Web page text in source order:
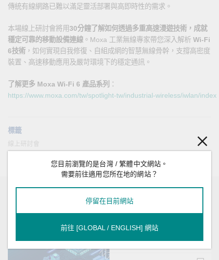
傳統有線網路已難以滿足靈活部署與高即時性的需求。
本場線上研討會將用30分鐘了解如何透過多重高速漫遊技術，成就
穩定可靠的移動設備連線 。Moxa 工業無線專家帶您深入解析 Wi-Fi
6技術 ，如何實現自我修復、自組成網的智慧無線骨幹，支撐高密度
裝置、高速移動應用及嚴苛環境下的穩定通訊。
了解更多 Moxa Wi-Fi 6 產品系列
：
https://www.moxa.com/tw/spotlight-tw/industrial-wireless/iwlan/index
標籤
線上研討會
線上研討會
趨勢
您目前瀏覽的是台灣 / 繁體中文網站。
需要前往適用您所在地的網站？
停留在目前網站
前往 [GLOBAL / ENGLISH] 網站